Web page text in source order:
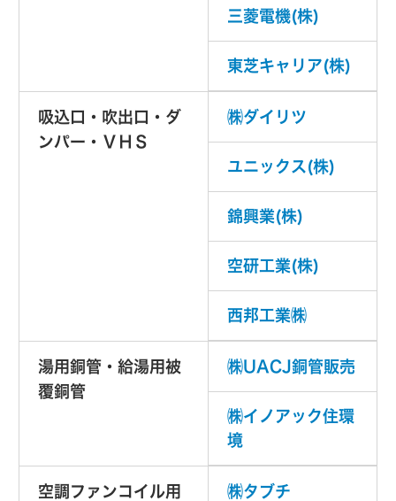
三菱電機(株)
東芝キャリア(株)
吸込口・吹出口・ダ
ンパー・ＶＨＳ
㈱ダイリツ
ユニックス(株)
錦興業(株)
空研工業(株)
西邦工業㈱
湯用銅管・給湯用被
覆銅管
㈱UACJ銅管販売
㈱イノアック住環
境
空調ファンコイル用
㈱タブチ